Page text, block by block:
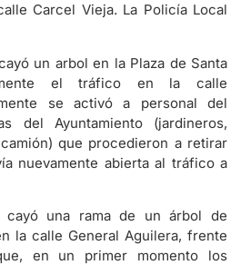
Carcel Vieja. La Policía Local
un arbol en la Plaza de Santa
el tráfico en la calle
se activó a personal del
del Ayuntamiento (jardineros,
que procedieron a retirar
nuevamente abierta al tráfico a
cayó una rama de un árbol de
la calle General Aguilera, frente
en un primer momento los